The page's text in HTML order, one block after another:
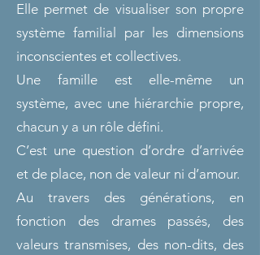
Elle permet de visualiser son propre
système familial par les dimensions
inconscientes et collectives.
Une famille est elle-même un
système, avec une hiérarchie propre,
chacun y a un rôle défini.
C’est une question d’ordre d’arrivée
et de place, non de valeur ni d’amour.
Au travers des générations, en
fonction des drames passés, des
valeurs transmises, des non-dits, des